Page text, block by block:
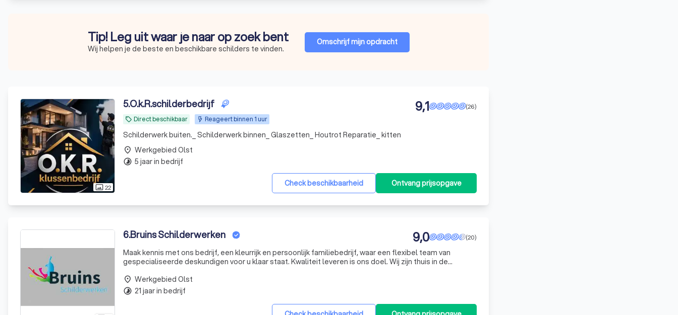
Tip! Leg uit waar je naar op zoek bent
Wij helpen je de beste en beschikbare schilders te vinden.
Omschrijf mijn opdracht
photo_size_select_actual22
5.O.k.R.schilderbedrijf
local_offer Direct beschikbaar Reageert binnen 1 uur
(26)
9,1
Schilderwerk buiten._ Schilderwerk binnen_ Glaszetten_ Houtrot Reparatie_ kitten
Check beschikbaarheid Ontvang prijsopgave
place Werkgebied Olst
timelapse 5 jaar in bedrijf
6.Bruins Schilderwerken (20)
9,0
Maak kennis met ons bedrijf, een kleurrijk en persoonlijk familiebedrijf, waar een flexibel team van
gespecialiseerde deskundigen voor u klaar staat. Kwaliteit leveren is ons doel. Wij zijn thuis in de
place Werkgebied Olst
timelapse 21 jaar in bedrijf